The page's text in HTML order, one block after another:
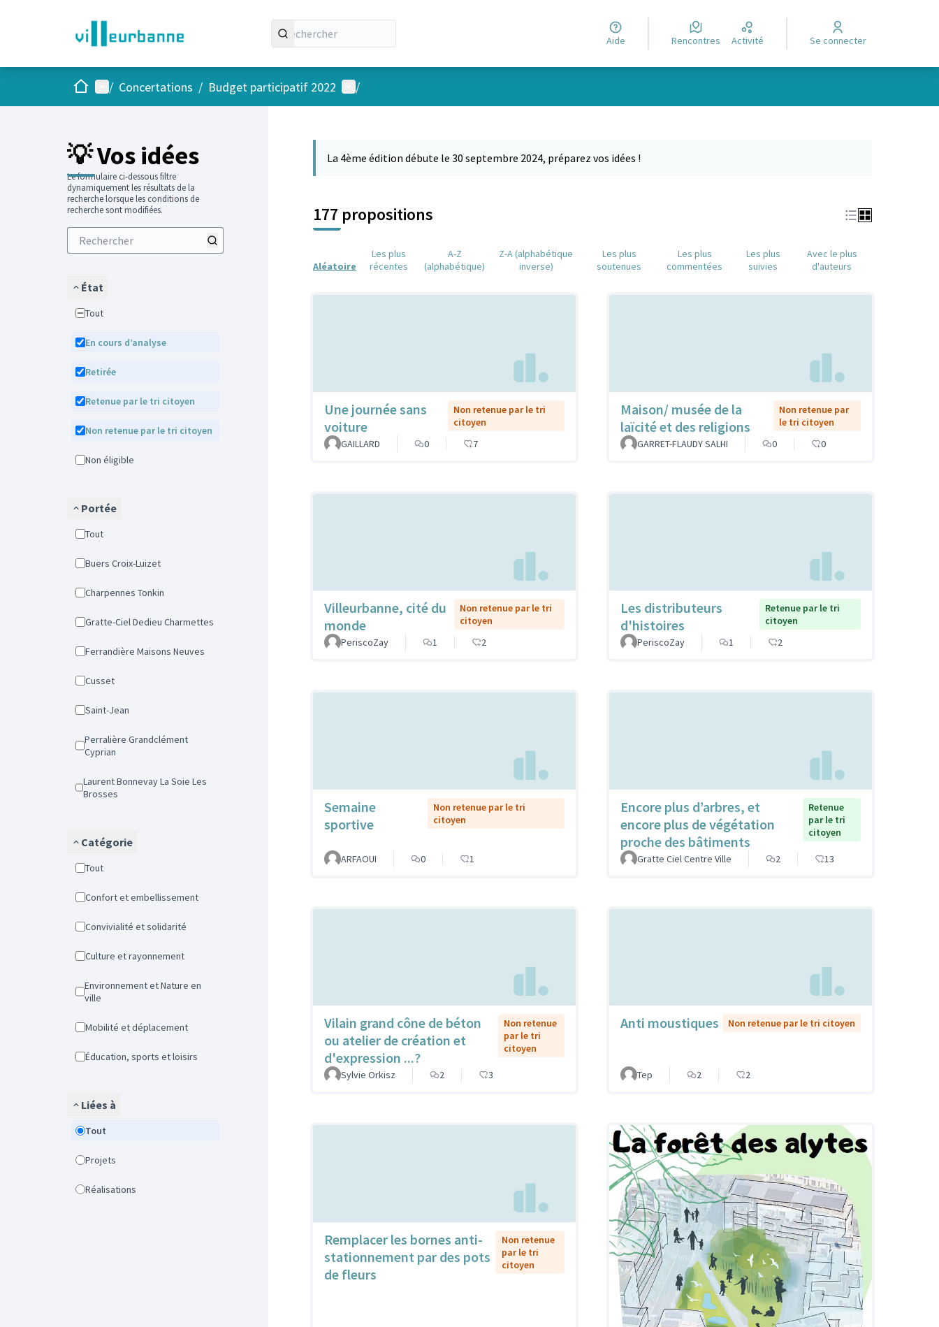
Aide Rencontres Activité Se connecter
AccueilMenu principal
/ Concertations / Budget participatif 2022 Menu utilisateur
/
💡 Vos idées
Le formulaire ci-dessous filtre
dynamiquement les résultats de la
recherche lorsque les conditions de
recherche sont modifiées.
État
Tout
En cours d’analyse
Retirée
Retenue par le tri citoyen
Non retenue par le tri citoyen
Non éligible
Portée
Tout
Buers Croix-Luizet
Charpennes Tonkin
Gratte-Ciel Dedieu Charmettes
Ferrandière Maisons Neuves
Cusset
Saint-Jean
Perralière Grandclément
Cyprian
Laurent Bonnevay La Soie Les
Brosses
Catégorie
Tout
Confort et embellissement
Convivialité et solidarité
Culture et rayonnement
Environnement et Nature en
ville
Mobilité et déplacement
Éducation, sports et loisirs
Liées à
Tout
Projets
Réalisations
La 4ème édition débute le 30 septembre 2024, préparez vos idées !
177 propositions
Aléatoire
Les plus
récentes
A-Z
(alphabétique)
Z-A (alphabétique
inverse)
Les plus
soutenues
Les plus
commentées
Les plus
suivies
Avec le plus
d'auteurs
Une journée sans
voiture
Non retenue par le tri
citoyen
GAILLARD
0 7
Maison/ musée de la
laïcité et des religions
Non retenue par
le tri citoyen
GARRET-FLAUDY SALHI
0 0
Villeurbanne, cité du
monde
Non retenue par le tri
citoyen
PeriscoZay
1 2
Les distributeurs
d'histoires
Retenue par le tri
citoyen
PeriscoZay
1 2
Semaine
sportive
Non retenue par le tri
citoyen
ARFAOUI 0 1
Encore plus d’arbres, et
encore plus de végétation
proche des bâtiments
Retenue
par le tri
citoyen
Gratte Ciel Centre Ville 2 13
Vilain grand cône de béton
ou atelier de création et
d'expression ...?
Non retenue
par le tri
citoyen
Sylvie Orkisz 2 3
Anti moustiques Non retenue par le tri citoyen
Tep 2 2
Remplacer les bornes anti-
stationnement par des pots
de fleurs
Non retenue
par le tri
citoyen